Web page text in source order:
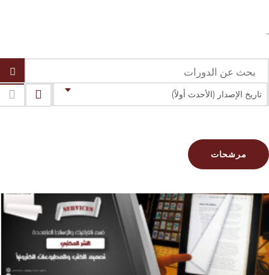
الدورات
تاريخ الإصدار (الأحدث أولاً)
مرشحات